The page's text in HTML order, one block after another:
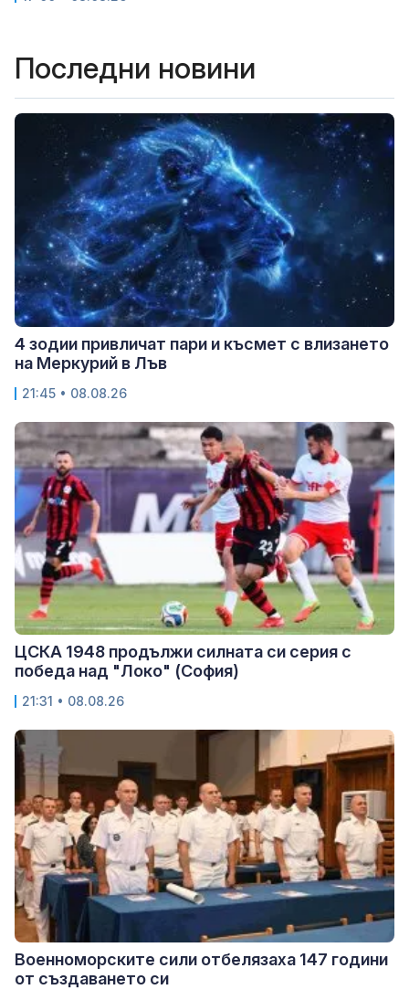
Последни новини
4 зодии привличат пари и късмет с влизането
на Меркурий в Лъв
21:45 • 08.08.26
ЦСКА 1948 продължи силната си серия с
победа над "Локо" (София)
21:31 • 08.08.26
Военноморските сили отбелязаха 147 години
от създаването си